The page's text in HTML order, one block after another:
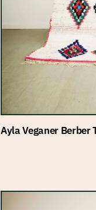
Ayla Veganer Berber